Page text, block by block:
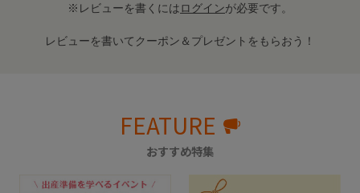
※レビューを書くにはログインが必要です。
レビューを書いてクーポン＆プレゼントをもらおう！
FEATURE
おすすめ特集